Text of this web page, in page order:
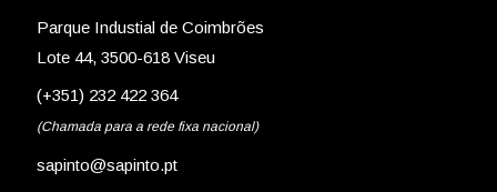
Parque Industial de Coimbrões
Lote 44, 3500-618 Viseu
(+351) 232 422 364
(Chamada para a rede fixa nacional)
sapinto@sapinto.pt